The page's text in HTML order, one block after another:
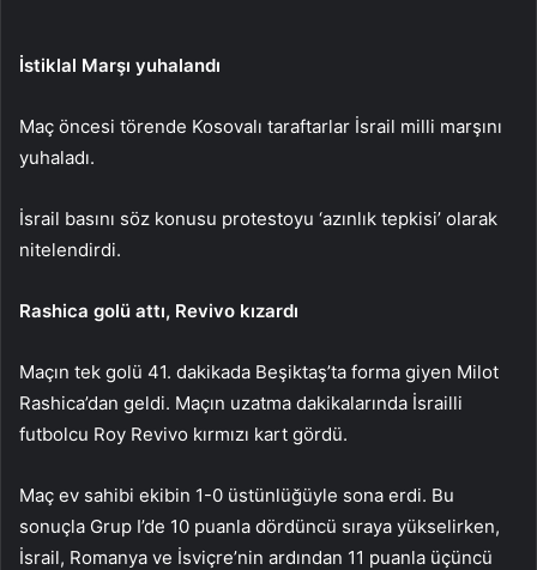
İstiklal Marşı yuhalandı
Maç öncesi törende Kosovalı taraftarlar İsrail milli marşını
yuhaladı.
İsrail basını söz konusu protestoyu ‘azınlık tepkisi’ olarak
nitelendirdi.
Rashica golü attı, Revivo kızardı
Maçın tek golü 41. dakikada Beşiktaş’ta forma giyen Milot
Rashica’dan geldi. Maçın uzatma dakikalarında İsrailli
futbolcu Roy Revivo kırmızı kart gördü.
Maç ev sahibi ekibin 1-0 üstünlüğüyle sona erdi. Bu
sonuçla Grup I’de 10 puanla dördüncü sıraya yükselirken,
İsrail, Romanya ve İsviçre’nin ardından 11 puanla üçüncü